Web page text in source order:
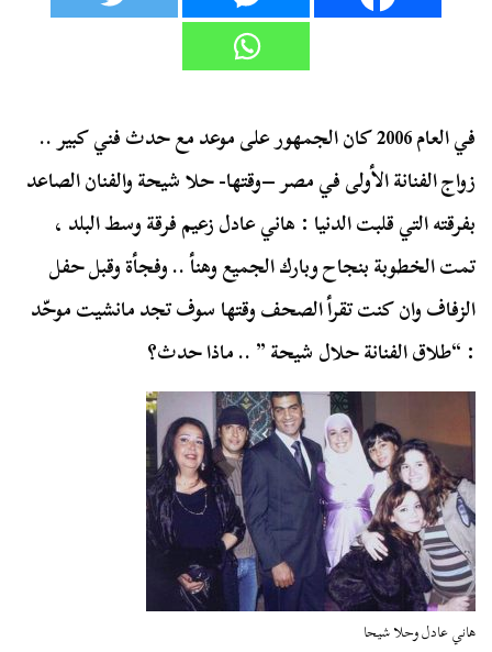
في العام 2006 كان الجمهور على موعد مع حدث فني كبير ..
زواج الفنانة الأولى في مصر –وقتها- حلا شيحة والفنان الصاعد
بفرقته التي قلبت الدنيا : هاني عادل زعيم فرقة وسط البلد ،
تمت الخطوبة بنجاح وبارك الجميع وهنأ .. وفجأة وقبل حفل
الزفاف وان كنت تقرأ الصحف وقتها سوف تجد مانشيت موحّد
: “طلاق الفنانة حلال شيحة ” .. ماذا حدث؟
هاني عادل وحلا شيحا